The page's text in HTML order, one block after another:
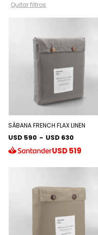
Quitar filtros
SÁBANA FRENCH FLAX LINEN
USD 590 - USD 630
USD519